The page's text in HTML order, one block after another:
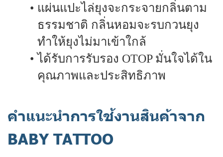
แผ่นแปะไล่ยุงจะกระจายกลิ่นตาม
ธรรมชาติ กลิ่นหอมจะรบกวนยุง
ทำให้ยุงไม่มาเข้าใกล้
ได้รับการรับรอง OTOP มั่นใจได้ใน
คุณภาพและประสิทธิภาพ
คำแนะนำการใช้งานสินค้าจาก
BABY TATTOO